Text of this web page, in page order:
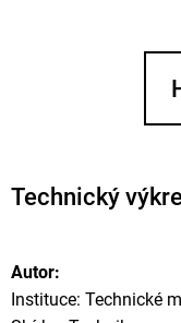
Technický
Autor:
Instituce: Technické